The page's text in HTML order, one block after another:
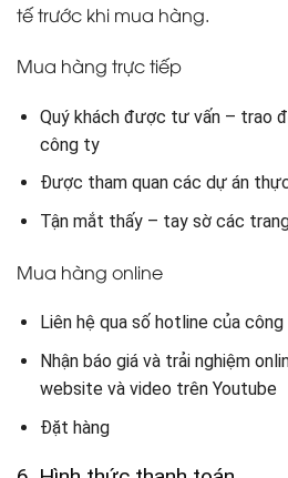
tế trước khi mua hàng.
Mua hàng trực tiếp
Quý khách được tư vấn – trao
công ty
Được tham quan các dự án
Tận mắt thấy – tay sờ các
Mua hàng online
Liên hệ qua số hotline của
Nhận báo giá và trải nghiệm
website và video trên Youtube
Đặt hàng